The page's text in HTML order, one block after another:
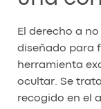
El derecho a
diseñado para
herramienta
ocultar. Se
recogido en el